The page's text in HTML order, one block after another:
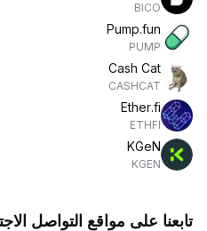
BICO
Pump.fun
PUMP
Cash Cat
CASHCAT
Ether.fi
ETHFI
KGeN
KGEN
تابعنا على مواقع التواصل